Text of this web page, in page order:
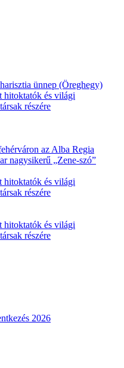
ünnep (Öreghegy)
és világi
részére
az Alba Regia
nagysikerű „Zene-szó”
és világi
részére
és világi
részére
2026